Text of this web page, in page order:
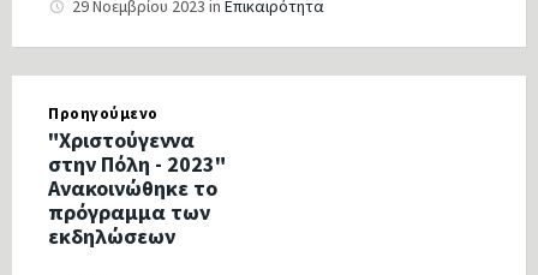
29 Νοεμβρίου 2023 in Επικαιρότητα
Προηγούμενο
"Χριστούγεννα
στην Πόλη - 2023"
Ανακοινώθηκε το
πρόγραμμα των
εκδηλώσεων